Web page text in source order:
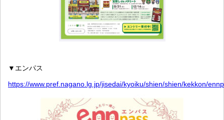
▼エンパス
https://www.pref.nagano.lg.jp/jisedai/kyoiku/shien/shien/kekkon/